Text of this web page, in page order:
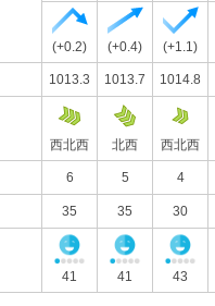
(+0.2) (+0.4) (+1.1)
1013.3 1013.7 1014.8
西北西 北西 西北西
6 5 4
35 35 30
41 41 43